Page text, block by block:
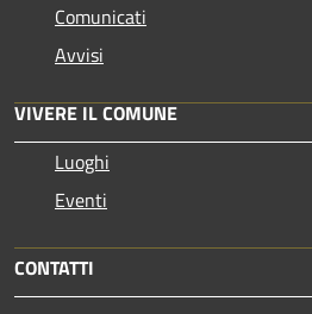
Comunicati
Avvisi
VIVERE IL COMUNE
Luoghi
Eventi
CONTATTI